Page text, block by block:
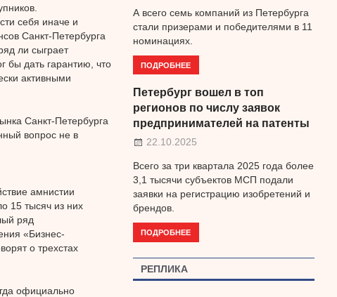
себя иначе и
Санкт-Петербурга
ли сыграет
бы дать гарантию, что
активными
Санкт-Петербурга
вопрос не в
амнистии
15 тысяч из них
ряд
«Бизнес-
о трехстах
официально
А всего семь компаний из Петербурга
стали призерами и победителями в 11
номинациях.
ПОДРОБНЕЕ
Петербург вошел в топ
регионов по числу заявок
предпринимателей на патенты
22.10.2025
Всего за три квартала 2025 года более
3,1 тысячи субъектов МСП подали
заявки на регистрацию изобретений и
брендов.
ПОДРОБНЕЕ
РЕПЛИКА